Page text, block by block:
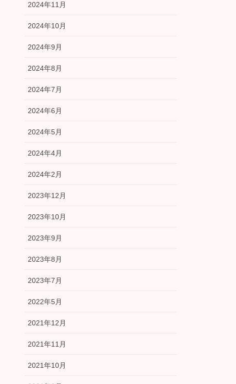
2024年11月
2024年10月
2024年9月
2024年8月
2024年7月
2024年6月
2024年5月
2024年4月
2024年2月
2023年12月
2023年10月
2023年9月
2023年8月
2023年7月
2022年5月
2021年12月
2021年11月
2021年10月